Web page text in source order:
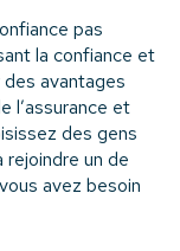
pas
la confiance et
avantages
l’assurance et
des gens
rejoindre un de
avez besoin